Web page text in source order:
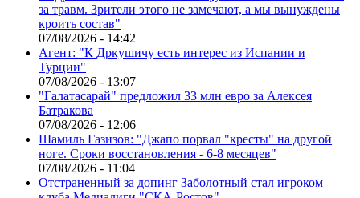
за травм. Зрители этого не замечают, а мы вынуждены
кроить состав"
07/08/2026 - 14:42
Агент: "К Дркушичу есть интерес из Испании и
Турции"
07/08/2026 - 13:07
"Галатасарай" предложил 33 млн евро за Алексея
Батракова
07/08/2026 - 12:06
Шамиль Газизов: "Джапо порвал "кресты" на другой
ноге. Сроки восстановления - 6-8 месяцев"
07/08/2026 - 11:04
Отстраненный за допинг Заболотный стал игроком